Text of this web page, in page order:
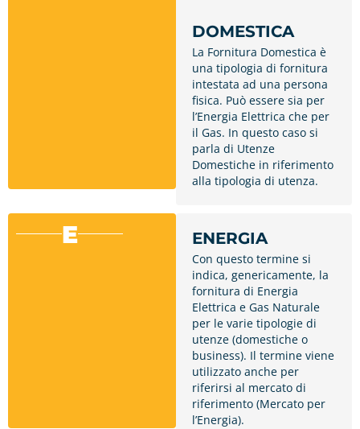
DOMESTICA
La Fornitura Domestica è
una tipologia di fornitura
intestata ad una persona
fisica. Può essere sia per
l’Energia Elettrica che per
il Gas. In questo caso si
parla di Utenze
Domestiche in riferimento
alla tipologia di utenza.
E ENERGIA
Con questo termine si
indica, genericamente, la
fornitura di Energia
Elettrica e Gas Naturale
per le varie tipologie di
utenze (domestiche o
business). Il termine viene
utilizzato anche per
riferirsi al mercato di
riferimento (Mercato per
l’Energia).